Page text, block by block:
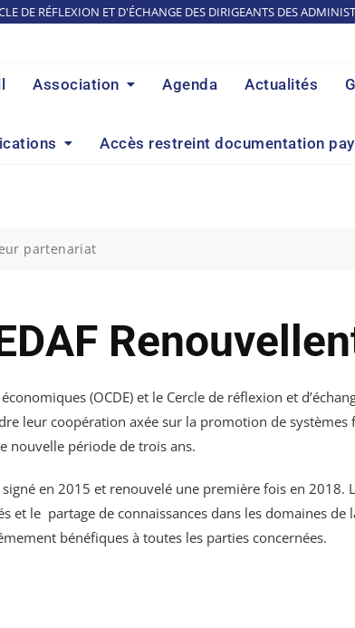
DE RÉFLEXION ET D'ÉCHANGE DES DIRIGEANTS DES
Association Agenda Actualités
Accès restreint documentation
partenariat
(OCDE) et le Cercle de réflexion et
leur coopération axée sur la promotion de
nouvelle période de trois ans.
en 2015 et renouvelé une première fois en
et le partage de connaissances dans les domaines
bénéfiques à toutes les parties concernées.